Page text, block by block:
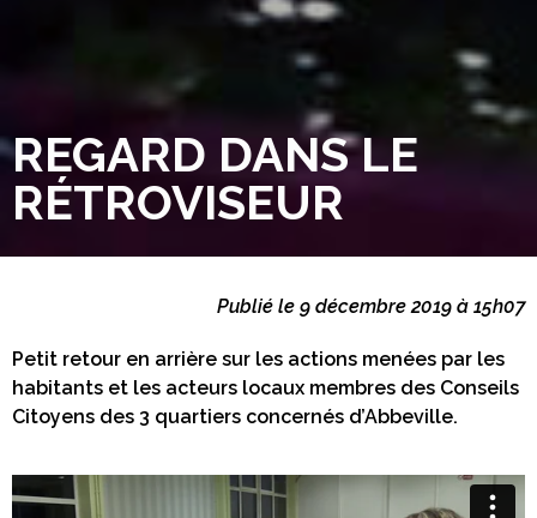
REGARD DANS LE
RÉTROVISEUR
Publié le 9 décembre 2019 à 15h07
Petit retour en arrière sur les actions menées par les
habitants et les acteurs locaux membres des Conseils
Citoyens des 3 quartiers concernés d’Abbeville.